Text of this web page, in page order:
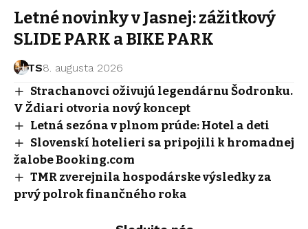
Letné novinky v Jasnej: zážitkový
SLIDE PARK a BIKE PARK
TS8. augusta 2026
Strachanovci oživujú legendárnu Šodronku.
V Ždiari otvoria nový koncept
Letná sezóna v plnom prúde: Hotel a deti
Slovenskí hotelieri sa pripojili k hromadnej
žalobe Booking.com
TMR zverejnila hospodárske výsledky za
prvý polrok finančného roka